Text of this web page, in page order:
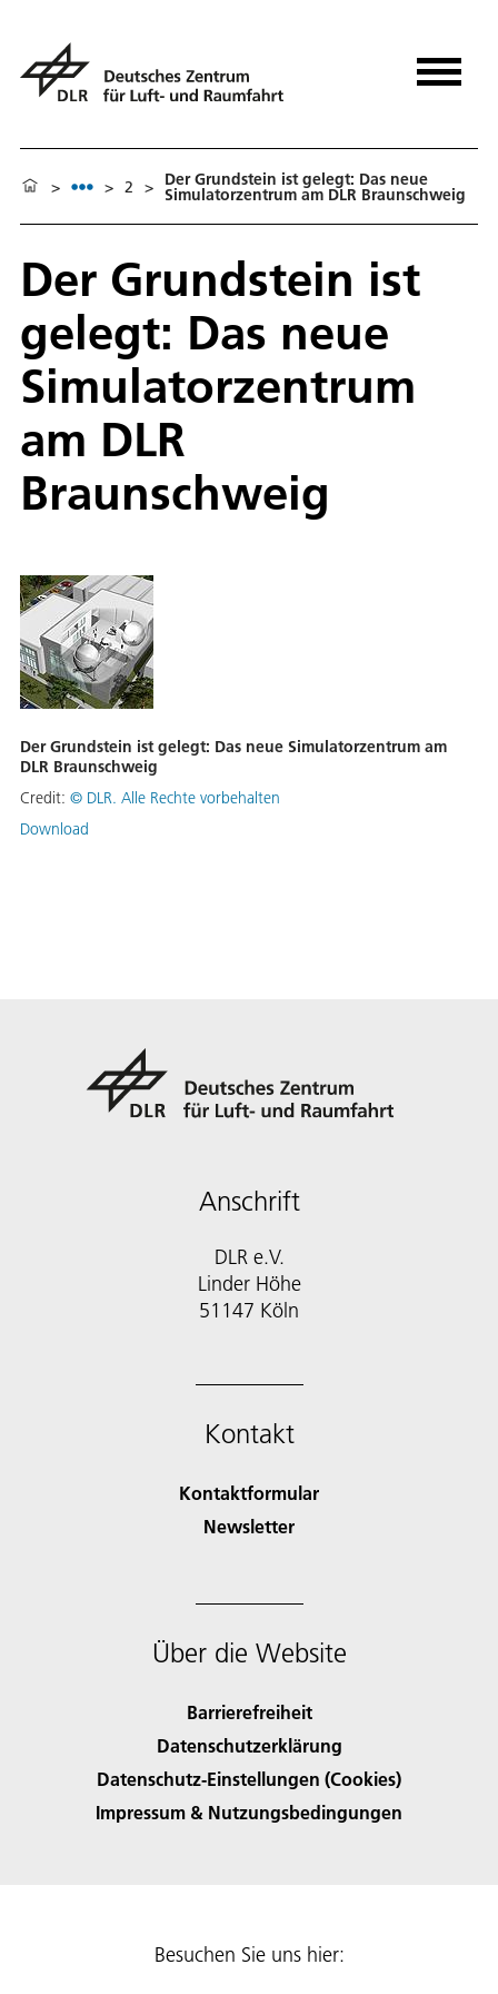
> > 2 > Der Grundstein ist gelegt: Das neue
Simulatorzentrum am DLR Braunschweig
Der Grundstein ist
gelegt: Das neue
Simulatorzentrum
am DLR
Braunschweig
Der Grundstein ist gelegt: Das neue Simulatorzentrum am
DLR Braunschweig
Credit: © DLR. Alle Rechte vorbehalten
Download
Anschrift
DLR e.V.
Linder Höhe
51147 Köln
Kontakt
Kontaktformular
Newsletter
Über die Website
Barrierefreiheit
Datenschutzerklärung
Datenschutz-Einstellungen (Cookies)
Impressum & Nutzungsbedingungen
Besuchen Sie uns hier: